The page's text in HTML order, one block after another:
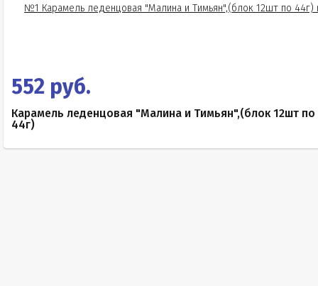
552 руб.
Карамель леденцовая "Малина и Тимьян",(блок 12шт по
44г)